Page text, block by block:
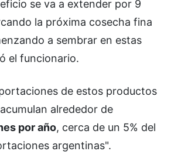
se va a extender por 9
la próxima cosecha fina
a sembrar en estas
el funcionario.
de estos productos
alrededor de
por año, cerca de un 5% del
argentinas".